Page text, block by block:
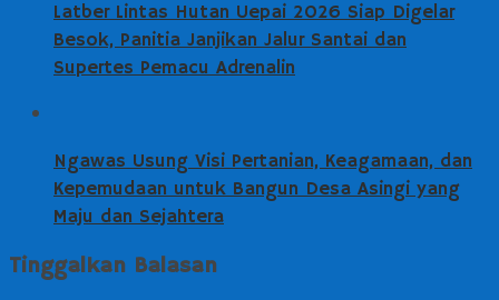
Latber Lintas Hutan Uepai 2026 Siap Digelar
Besok, Panitia Janjikan Jalur Santai dan
Supertes Pemacu Adrenalin
Ngawas Usung Visi Pertanian, Keagamaan, dan
Kepemudaan untuk Bangun Desa Asingi yang
Maju dan Sejahtera
Tinggalkan Balasan